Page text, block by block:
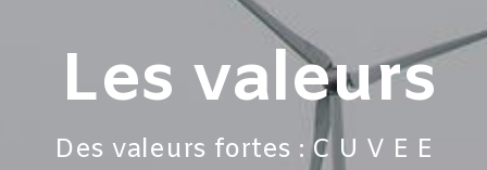
Les valeurs
Des valeurs fortes : C U V E E